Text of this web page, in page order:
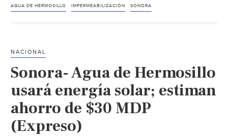
Colonias
de
en
los
AGUA DE HERMOSILLO IMPERMEABILIZACIÓN SONORA
NACIONAL
Sonora- Agua de Hermosillo
usará energía solar; estiman
ahorro de $30 MDP
(Expreso)